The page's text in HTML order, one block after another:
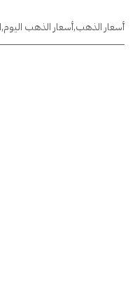
أسعار الذهب,أسعار الذهب اليوم,